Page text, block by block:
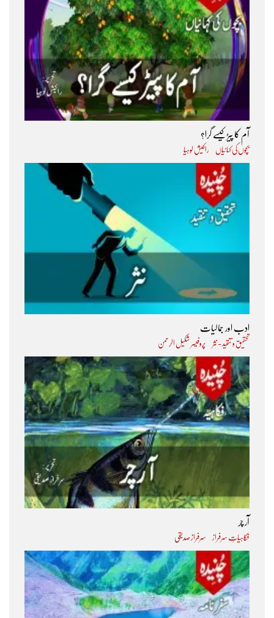
آم کا پیڑ کیسے گرا؟
بچوں کی کہانیاں راکیش لوہیا
ادب اور جمالیات
تحقیق و تنقید - نثر پروفیسر شکیل الرحمن
آر چر
فکاہیاتِ سرفراز سرفراز صدیقی